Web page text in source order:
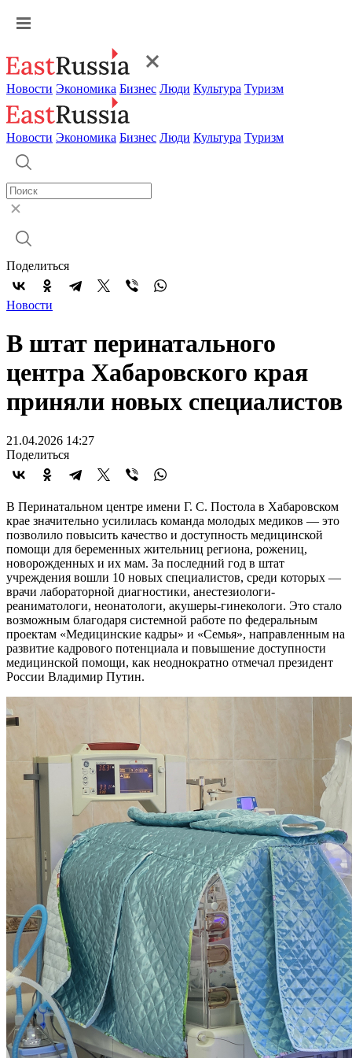
Новости Экономика Бизнес Люди Культура Туризм
Новости Экономика Бизнес Люди Культура Туризм
Поделиться
Новости
В штат перинатального
центра Хабаровского края
приняли новых специалистов
21.04.2026 14:27
Поделиться
В Перинатальном центре имени Г. С. Постола в Хабаровском
крае значительно усилилась команда молодых медиков — это
позволило повысить качество и доступность медицинской
помощи для беременных жительниц региона, рожениц,
новорожденных и их мам. За последний год в штат
учреждения вошли 10 новых специалистов, среди которых —
врачи лабораторной диагностики, анестезиологи-
реаниматологи, неонатологи, акушеры-гинекологи. Это стало
возможным благодаря системной работе по федеральным
проектам «Медицинские кадры» и «Семья», направленным на
развитие кадрового потенциала и повышение доступности
медицинской помощи, как неоднократно отмечал президент
России Владимир Путин.